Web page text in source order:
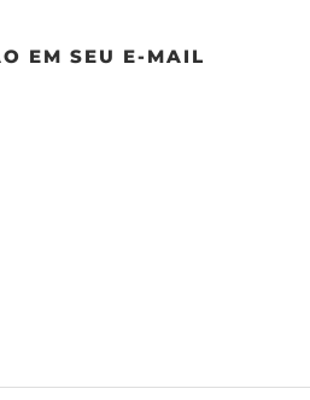
EM SEU E-MAIL